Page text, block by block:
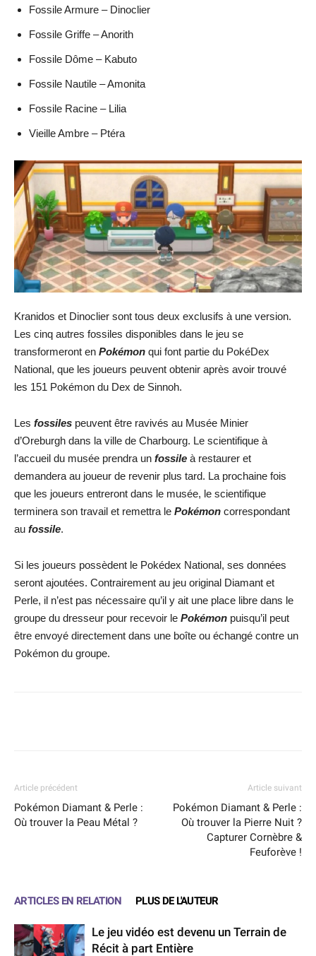
Fossile Armure – Dinoclier
Fossile Griffe – Anorith
Fossile Dôme – Kabuto
Fossile Nautile – Amonita
Fossile Racine – Lilia
Vieille Ambre – Ptéra
Kranidos et Dinoclier sont tous deux exclusifs à une version.
Les cinq autres fossiles disponibles dans le jeu se
transformeront en Pokémon qui font partie du PokéDex
National, que les joueurs peuvent obtenir après avoir trouvé
les 151 Pokémon du Dex de Sinnoh.
Les fossiles peuvent être ravivés au Musée Minier
d’Oreburgh dans la ville de Charbourg. Le scientifique à
l’accueil du musée prendra un fossile à restaurer et
demandera au joueur de revenir plus tard. La prochaine fois
que les joueurs entreront dans le musée, le scientifique
terminera son travail et remettra le Pokémon correspondant
au fossile.
Si les joueurs possèdent le Pokédex National, ses données
seront ajoutées. Contrairement au jeu original Diamant et
Perle, il n’est pas nécessaire qu’il y ait une place libre dans le
groupe du dresseur pour recevoir le Pokémon puisqu’il peut
être envoyé directement dans une boîte ou échangé contre un
Pokémon du groupe.
Article précédent
Pokémon Diamant & Perle :
Où trouver la Peau Métal ?
Article suivant
Pokémon Diamant & Perle :
Où trouver la Pierre Nuit ?
Capturer Cornèbre &
Feuforève !
ARTICLES EN RELATION PLUS DE L'AUTEUR
Le jeu vidéo est devenu un Terrain de
Récit à part Entière